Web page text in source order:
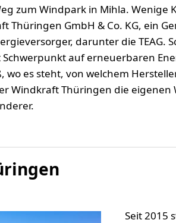
zum Windpark in Mihla. Wenige
Thüringen GmbH & Co. KG, ein
darunter die TEAG.
auf erneuerbaren
wo es steht, von welchem
Windkraft Thüringen die
Seit 2015